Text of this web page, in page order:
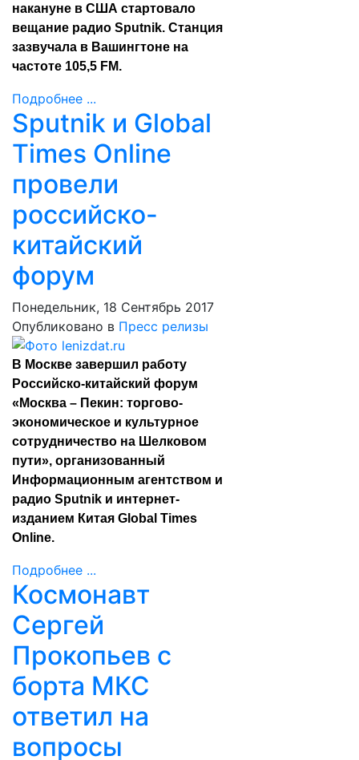
накануне в США стартовало
вещание радио Sputnik. Станция
зазвучала в Вашингтоне на
частоте 105,5 FM.
Подробнее ...
Sputnik и Global
Times Online
провели
российско-
китайский
форум
Понедельник, 18 Сентябрь 2017
Опубликовано в Пресс релизы
В Москве завершил работу
Российско-китайский форум
«Москва – Пекин: торгово-
экономическое и культурное
сотрудничество на Шелковом
пути», организованный
Информационным агентством и
радио Sputnik и интернет-
изданием Китая Global Times
Online.
Подробнее ...
Космонавт
Сергей
Прокопьев с
борта МКС
ответил на
вопросы